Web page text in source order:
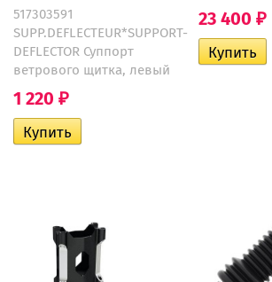
517303591
SUPP.DEFLECTEUR*SUPPORT-
DEFLECTOR Суппорт
ветрового щитка, левый
1 220 ₽
23 400 ₽